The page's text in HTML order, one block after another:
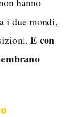
hanno
i due mondi,
E con